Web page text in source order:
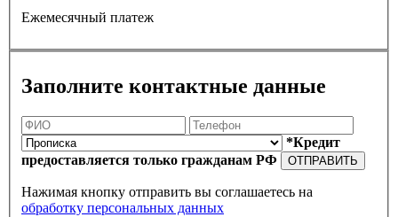
Ежемесячный платеж
Заполните контактные данные
*Кредит
предоставляется только гражданам РФ
ОТПРАВИТЬ
Нажимая кнопку отправить вы соглашаетесь на
обработку персональных данных